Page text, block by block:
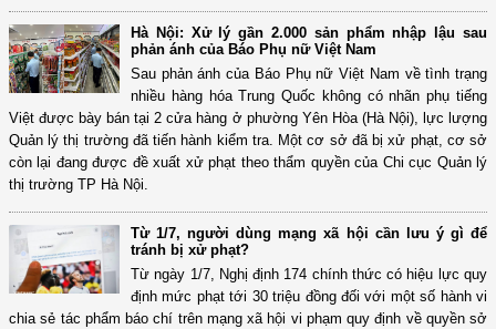
Hà Nội: Xử lý gần 2.000 sản phẩm nhập lậu sau
phản ánh của Báo Phụ nữ Việt Nam
Sau phản ánh của Báo Phụ nữ Việt Nam về tình trạng
nhiều hàng hóa Trung Quốc không có nhãn phụ tiếng
Việt được bày bán tại 2 cửa hàng ở phường Yên Hòa (Hà Nội), lực lượng
Quản lý thị trường đã tiến hành kiểm tra. Một cơ sở đã bị xử phạt, cơ sở
còn lại đang được đề xuất xử phạt theo thẩm quyền của Chi cục Quản lý
thị trường TP Hà Nội.
Từ 1/7, người dùng mạng xã hội cần lưu ý gì để
tránh bị xử phạt?
Từ ngày 1/7, Nghị định 174 chính thức có hiệu lực quy
định mức phạt tới 30 triệu đồng đối với một số hành vi
chia sẻ tác phẩm báo chí trên mạng xã hội vi phạm quy định về quyền sở